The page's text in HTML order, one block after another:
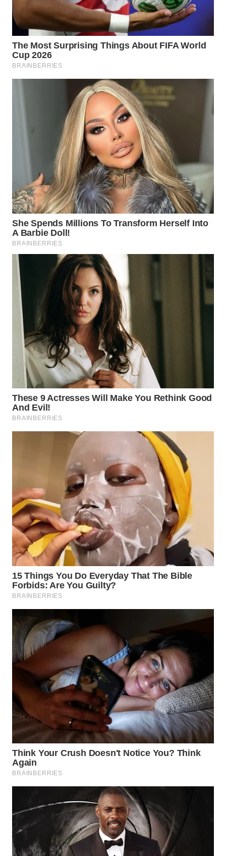
WN
PRIANGAN
TIMUR
WN
BOROBUDUR
MADURA
WN
SURABAYA
BINTAN
WN
MANDALIKA
WN
LIKUPANG
WN
LABUANBAJO
Group
WAHANA
NEWS
WAHANA
TANI
WAHANA
ADVOKAT
WAHANA
INFRASTRUKTUR
KONSUMEN
WAHANA
LISTRIK
WAHANA
TRAVEL
WAHANA
TV
WAHANANEWS
WAHANANEWS